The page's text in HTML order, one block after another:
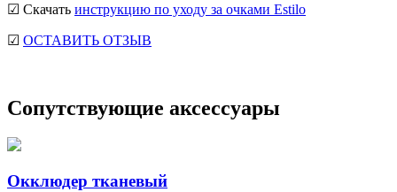
☑ Скачать инструкцию по уходу за очками Estilo
☑ ОСТАВИТЬ ОТЗЫВ
Сопутствующие аксессуары
Окклюдер тканевый